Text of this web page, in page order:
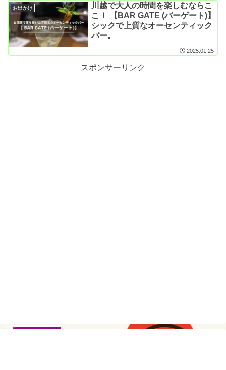
お出かけ
川越で大人の時間を楽しむならこ
こ！ 【BAR GATE (バーゲート)】
シックで上質なオーセンティック
バー。
2025.01.25
スポンサーリンク